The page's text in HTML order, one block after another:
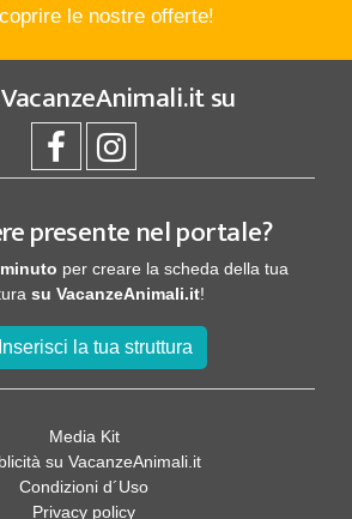
le nostre offerte!
VacanzeAnimali.itsu
presente nel portale?
per creare la scheda della tua
su VacanzeAnimali.it!
la tua struttura
Media Kit
su VacanzeAnimali.it
Condizioni d´Uso
Privacy policy